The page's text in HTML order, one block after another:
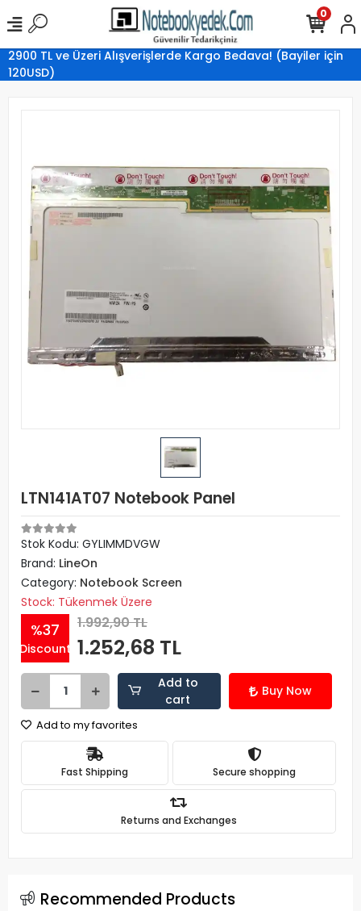
2900 TL ve Üzeri Alışverişlerde Kargo Bedava! (Bayiler için
120USD)
0
LTN141AT07 Notebook Panel
Stok Kodu: GYLIMMDVGW
Brand: LineOn
Category: Notebook Screen
Stock: Tükenmek Üzere
%37
Discount
1.992,90 TL
1.252,68 TL
Add to
cart
Buy Now
Add to my favorites
Fast Shipping Secure shopping
Returns and Exchanges
Recommended Products